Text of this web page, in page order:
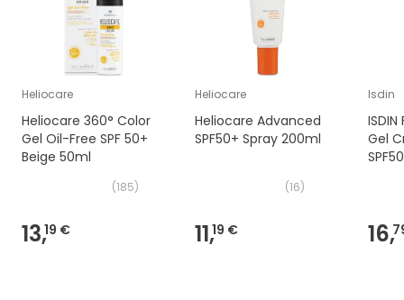
Heliocare
Heliocare 360° Color
Gel Oil-Free SPF 50+
Beige 50ml
(185)
13,19 €
Heliocare
Heliocare Advanced
SPF50+ Spray 200ml
(16)
11,19 €
Isdin
Gel
16,